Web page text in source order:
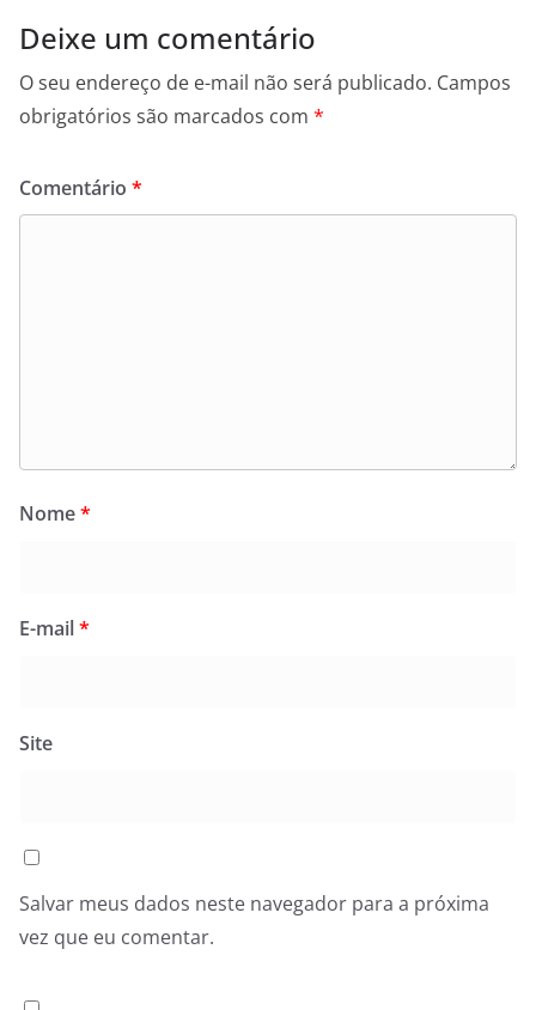
Deixe um comentário
O seu endereço de e-mail não será publicado. Campos
obrigatórios são marcados com *
Comentário *
Nome*
E-mail*
Site
Salvar meus dados neste navegador para a próxima
vez que eu comentar.